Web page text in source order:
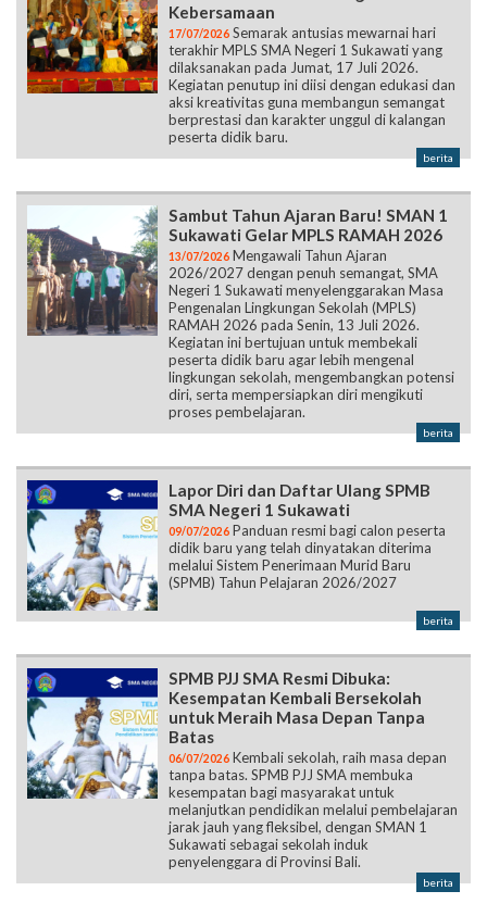
Kebersamaan
17/07/2026 Semarak antusias mewarnai hari
terakhir MPLS SMA Negeri 1 Sukawati yang
dilaksanakan pada Jumat, 17 Juli 2026.
Kegiatan penutup ini diisi dengan edukasi dan
aksi kreativitas guna membangun semangat
berprestasi dan karakter unggul di kalangan
peserta didik baru.
berita
Sambut Tahun Ajaran Baru! SMAN 1
Sukawati Gelar MPLS RAMAH 2026
13/07/2026 Mengawali Tahun Ajaran
2026/2027 dengan penuh semangat, SMA
Negeri 1 Sukawati menyelenggarakan Masa
Pengenalan Lingkungan Sekolah (MPLS)
RAMAH 2026 pada Senin, 13 Juli 2026.
Kegiatan ini bertujuan untuk membekali
peserta didik baru agar lebih mengenal
lingkungan sekolah, mengembangkan potensi
diri, serta mempersiapkan diri mengikuti
proses pembelajaran.
berita
Lapor Diri dan Daftar Ulang SPMB
SMA Negeri 1 Sukawati
09/07/2026 Panduan resmi bagi calon peserta
didik baru yang telah dinyatakan diterima
melalui Sistem Penerimaan Murid Baru
(SPMB) Tahun Pelajaran 2026/2027
berita
SPMB PJJ SMA Resmi Dibuka:
Kesempatan Kembali Bersekolah
untuk Meraih Masa Depan Tanpa
Batas
06/07/2026 Kembali sekolah, raih masa depan
tanpa batas. SPMB PJJ SMA membuka
kesempatan bagi masyarakat untuk
melanjutkan pendidikan melalui pembelajaran
jarak jauh yang fleksibel, dengan SMAN 1
Sukawati sebagai sekolah induk
penyelenggara di Provinsi Bali.
berita